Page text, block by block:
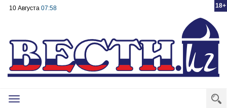
18+
10 Августа 07:58
Toggle